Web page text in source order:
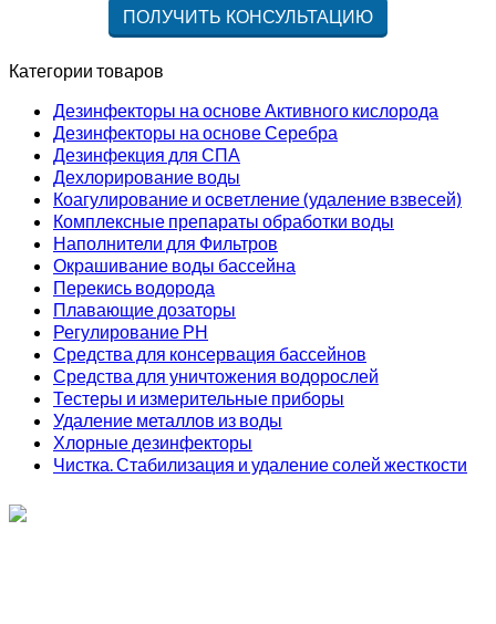
Категории товаров
Дезинфекторы на основе Активного кислорода
Дезинфекторы на основе Серебра
Дезинфекция для СПА
Дехлорирование воды
Коагулирование и осветление (удаление взвесей)
Комплексные препараты обработки воды
Наполнители для Фильтров
Окрашивание воды бассейна
Перекись водорода
Плавающие дозаторы
Регулирование РН
Средства для консервация бассейнов
Средства для уничтожения водорослей
Тестеры и измерительные приборы
Удаление металлов из воды
Хлорные дезинфекторы
Чистка. Стабилизация и удаление солей жесткости